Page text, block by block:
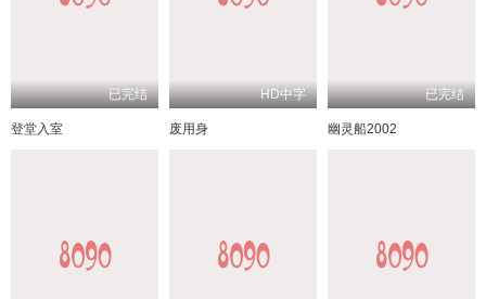
已完结
登堂入室
HD中字
废用身
已完结
幽灵船2002